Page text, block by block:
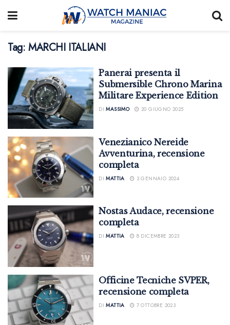
Tag: MARCHI ITALIANI
Panerai presenta il
Submersible Chrono Marina
Militare Experience Edition
DI MASSIMO 20 GIUGNO 2025
Venezianico Nereide
Avventurina, recensione
completa
DI MATTIA 3 GENNAIO 2024
Nostas Audace, recensione
completa
DI MATTIA 8 DICEMBRE 2023
Officine Tecniche SVPER,
recensione completa
DI MATTIA 7 OTTOBRE 2023